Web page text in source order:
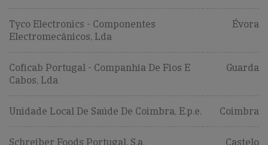
Tyco Electronics - Componentes
Electromecânicos, Lda
Évora
Coficab Portugal - Companhia De Fios E
Cabos, Lda
Guarda
Unidade Local De Saúde De Coimbra, E.p.e. Coimbra
Schreiber Foods Portugal, S.a.
Castelo